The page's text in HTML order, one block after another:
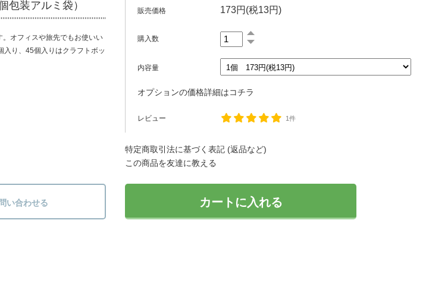
包装アルミ袋）
オフィスや旅先でもお使いい
り、45個入りはクラフトボッ
販売価格 173円(税13円)
購入数
内容量
オプションの価格詳細はコチラ
レビュー 1件
特定商取引法に基づく表記 (返品など)
この商品を友達に教える
い合わせる